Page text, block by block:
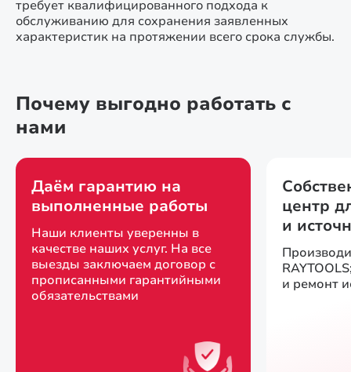
требует квалифицированного подхода к
обслуживанию для сохранения заявленных
характеристик на протяжении всего срока службы.
Почему выгодно работать с
нами
Даём гарантию на
выполненные работы
Наши клиенты уверенны в
качестве наших услуг. На все
выезды заключаем договор с
прописанными гарантийными
обязательствами
центр
и
и ремонт